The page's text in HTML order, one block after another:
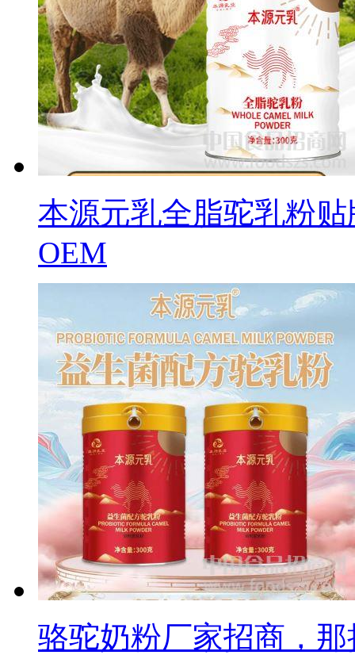
本源元乳全脂驼乳粉
OEM
骆驼奶粉厂家招商，